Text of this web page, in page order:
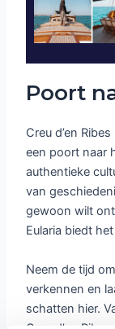
Poort
Creu d’en
een poort naar
authentieke
van
gewoon wilt
Eularia biedt
Neem de tijd
verkennen en
schatten hier.